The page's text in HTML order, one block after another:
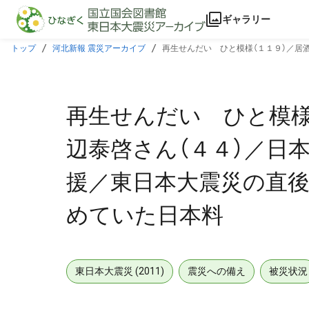
本文に飛ぶ
ギャラリー
トップ 河北新報 震災アーカイブ
再生せんだい ひと模様（１１９）／居
再生せんだい ひと模様
辺泰啓さん（４４）／
援／東日本大震災の直
めていた日本料
東日本大震災 (2011) 震災への備え 被災状況